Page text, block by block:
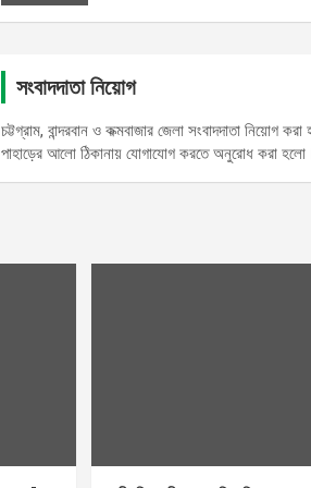
সংবাদদাতা নিয়োগ
চট্টগ্রাম, বান্দরবান ও কক্মবাজার জেলা সংবাদদাতা নিয়োগ
পাহাড়ের আলো ঠিকানায় যোগাযোগ করতে অনুরোধ করা